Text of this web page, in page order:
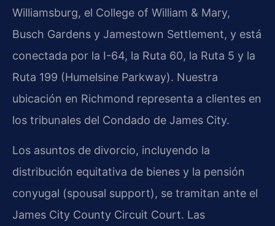
Williamsburg, el College of William & Mary,
Busch Gardens y Jamestown Settlement, y está
conectada por la I-64, la Ruta 60, la Ruta 5 y la
Ruta 199 (Humelsine Parkway). Nuestra
ubicación en Richmond representa a clientes en
los tribunales del Condado de James City.
Los asuntos de divorcio, incluyendo la
distribución equitativa de bienes y la pensión
conyugal (spousal support), se tramitan ante el
James City County Circuit Court. Las